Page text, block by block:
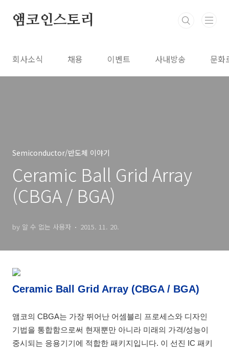
앰코인스토리
회사소식 채용 이벤트 사내방송 문화
Semiconductor/반도체 이야기
Ceramic Ball Grid Array
(CBGA / BGA)
by 알 수 없는 사용자 2015. 11. 20.
Ceramic Ball Grid Array (CBGA / BGA)
앰코의 CBGA는 가장 뛰어난 어셈블리 프로세스와 디자인
기법을 통합함으로써 현재뿐만 아니라 미래의 가격/성능이
중시되는 응용기기에 적합한 패키지입니다. 이 선진 IC 패키